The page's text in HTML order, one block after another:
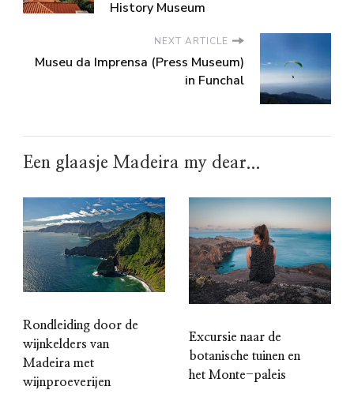
History Museum
NEXT ARTICLE
Museu da Imprensa (Press Museum)
in Funchal
Een glaasje Madeira my dear...
Rondleiding door de
wijnkelders van
Madeira met
wijnproeverijen
Excursie naar de
botanische tuinen en
het Monte-paleis